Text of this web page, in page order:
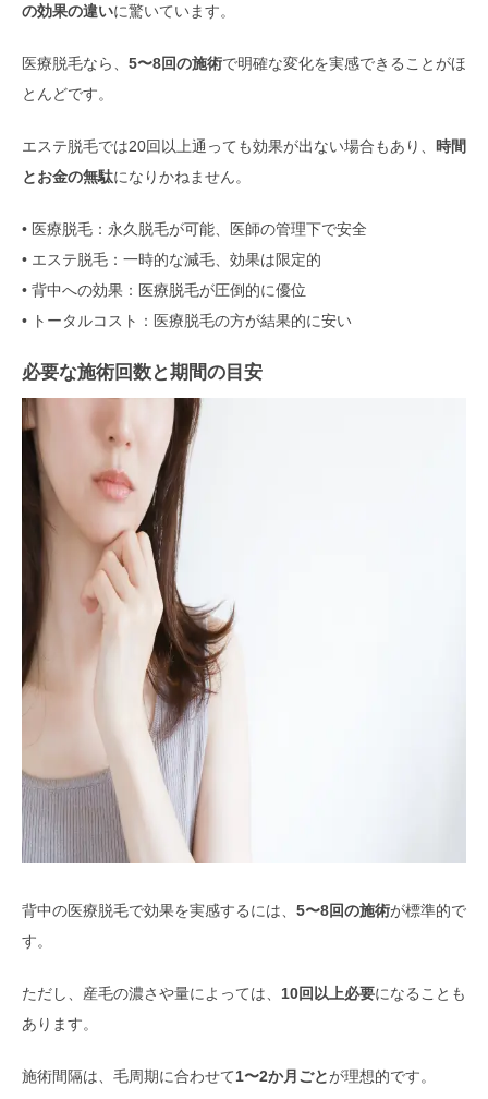
の効果の違いに驚いています。
医療脱毛なら、 5〜8回の施術で明確な変化を実感できることがほ
とんどです。
エステ脱毛では20回以上通っても効果が出ない場合もあり、 時間
とお金の無駄になりかねません。
• 医療脱毛：永久脱毛が可能、医師の管理下で安全
• エステ脱毛：一時的な減毛、効果は限定的
• 背中への効果：医療脱毛が圧倒的に優位
• トータルコスト：医療脱毛の方が結果的に安い
必要な施術回数と期間の目安
背中の医療脱毛で効果を実感するには、 5〜8回の施術が標準的で
す。
ただし、産毛の濃さや量によっては、 10回以上必要になることも
あります。
施術間隔は、毛周期に合わせて1〜2か月ごとが理想的です。